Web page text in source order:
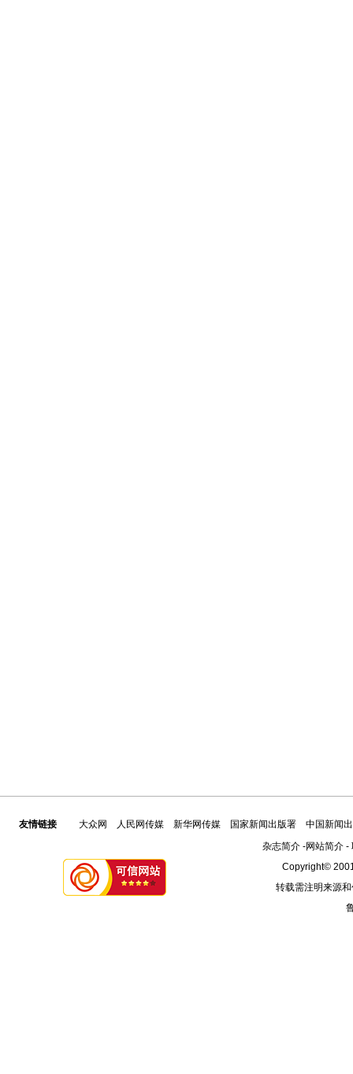
友情链接 大众网 人民网传媒 新华网传媒 国家新闻出版署
中国新闻
杂志简介-网站简介-
Copyright©
转载需注明来源